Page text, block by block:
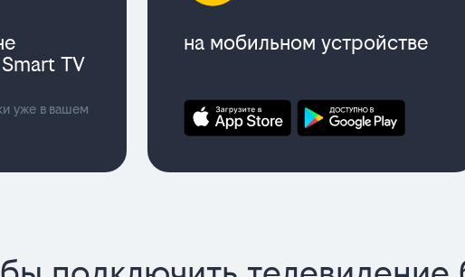
TV
уже в вашем
на мобильном устройстве